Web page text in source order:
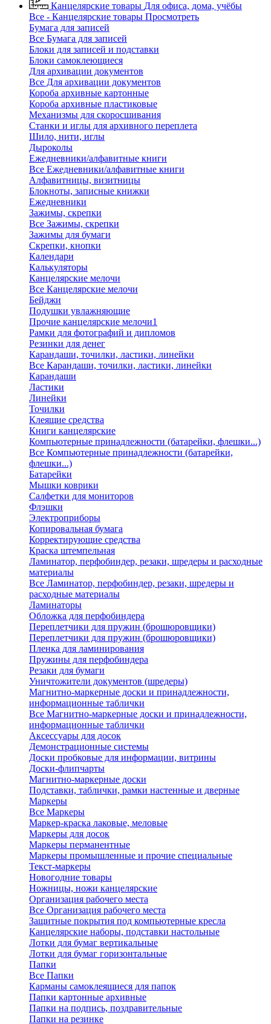
Канцелярские товары Для офиса, дома, учёбы
Все - Канцелярские товары Просмотреть
Бумага для записей
Все Бумага для записей
Блоки для записей и подставки
Блоки самоклеющиеся
Для архивации документов
Все Для архивации документов
Короба архивные картонные
Короба архивные пластиковые
Механизмы для скоросшивания
Станки и иглы для архивного переплета
Шило, нити, иглы
Дыроколы
Ежедневники/алфавитные книги
Все Ежедневники/алфавитные книги
Алфавитницы, визитницы
Блокноты, записные книжки
Ежедневники
Зажимы, скрепки
Все Зажимы, скрепки
Зажимы для бумаги
Скрепки, кнопки
Календари
Калькуляторы
Канцелярские мелочи
Все Канцелярские мелочи
Бейджи
Подушки увлажняющие
Прочие канцелярские мелочи1
Рамки для фотографий и дипломов
Резинки для денег
Карандаши, точилки, ластики, линейки
Все Карандаши, точилки, ластики, линейки
Карандаши
Ластики
Линейки
Точилки
Клеящие средства
Книги канцелярские
Компьютерные принадлежности (батарейки, флешки...)
Все Компьютерные принадлежности (батарейки,
флешки...)
Батарейки
Мышки коврики
Салфетки для мониторов
Флэшки
Электроприборы
Копировальная бумага
Корректирующие средства
Краска штемпельная
Ламинатор, перфобиндер, резаки, шредеры и расходные
материалы
Все Ламинатор, перфобиндер, резаки, шредеры и
расходные материалы
Ламинаторы
Обложка для перфобиндера
Переплетчики для пружин (брошюровщики)
Переплетчики для пружин (брошюровщики)
Пленка для ламинирования
Пружины для перфобиндера
Резаки для бумаги
Уничтожители документов (шредеры)
Магнитно-маркерные доски и принадлежности,
информационные таблички
Все Магнитно-маркерные доски и принадлежности,
информационные таблички
Аксессуары для досок
Демонстрационные системы
Доски пробковые для информации, витрины
Доски-флипчарты
Магнитно-маркерные доски
Подставки, таблички, рамки настенные и дверные
Маркеры
Все Маркеры
Маркер-краска лаковые, меловые
Маркеры для досок
Маркеры перманентные
Маркеры промышленные и прочие специальные
Текст-маркеры
Новогодние товары
Ножницы, ножи канцелярские
Организация рабочего места
Все Организация рабочего места
Защитные покрытия под компьютерные кресла
Канцелярские наборы, подставки настольные
Лотки для бумаг вертикальные
Лотки для бумаг горизонтальные
Папки
Все Папки
Карманы самоклеящиеся для папок
Папки картонные архивные
Папки на подпись, поздравительные
Папки на резинке